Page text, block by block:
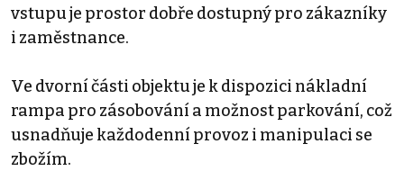
vstupu je prostor dobře dostupný pro zákazníky
i zaměstnance.
Ve dvorní části objektu je k dispozici nákladní
rampa pro zásobování a možnost parkování, což
usnadňuje každodenní provoz i manipulaci se
zbožím.